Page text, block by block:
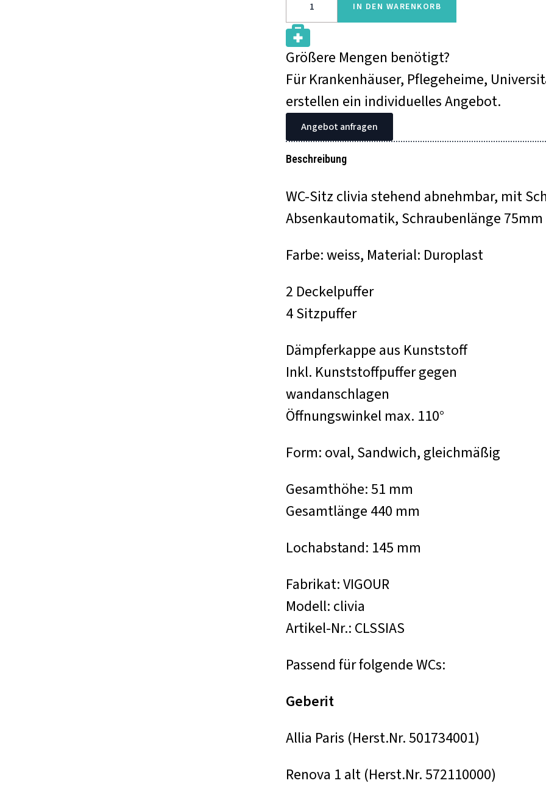
STEHEND
ABNEHMBAR,
EDELSTAHL-
SCHARNIER
MIT
ABSENKAUTOMATIK,
WEISS
MENGE
IN DEN WARENKORB
Größere Mengen benötigt?
Für Krankenhäuser, Pflegeheime,
erstellen ein individuelles Angebot.
Angebot anfragen
Beschreibung
WC-Sitz clivia stehend abnehmbar, mit
Absenkautomatik, Schraubenlänge 75mm
Farbe: weiss, Material: Duroplast
2 Deckelpuffer
4 Sitzpuffer
Dämpferkappe aus Kunststoff
Inkl. Kunststoffpuffer gegen
wandanschlagen
Öffnungswinkel max. 110°
Form: oval, Sandwich, gleichmäßig
Gesamthöhe: 51 mm
Gesamtlänge 440 mm
Lochabstand: 145 mm
Fabrikat: VIGOUR
Modell: clivia
Artikel-Nr.: CLSSIAS
Passend für folgende WCs:
Geberit
Allia Paris (Herst.Nr. 501734001)
Renova 1 alt (Herst.Nr. 572110000)